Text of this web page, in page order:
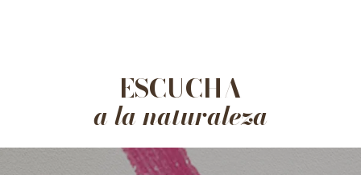
ESCUCHA
a la naturaleza